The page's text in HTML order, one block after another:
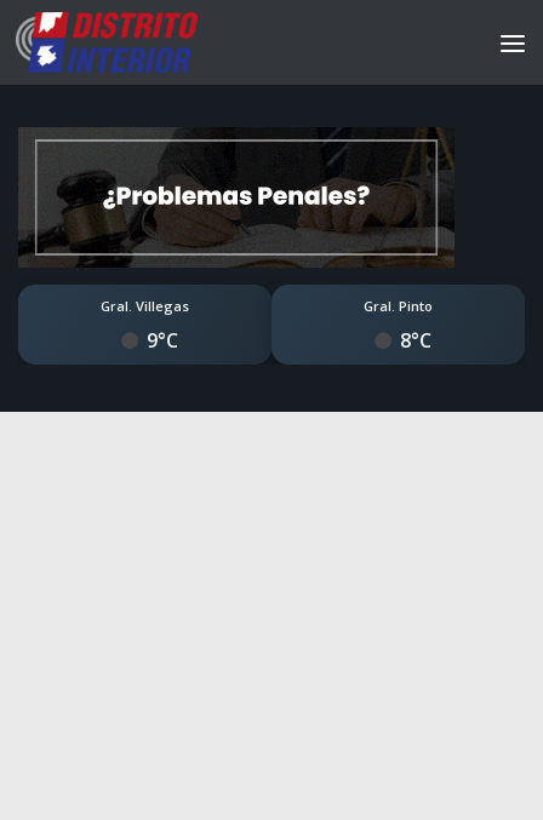
Gral. Villegas
9°C
Gral. Pinto
8°C